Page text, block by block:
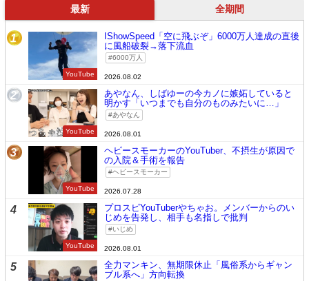
最新 全期間
1
YouTube
IShowSpeed「空に飛ぶぞ」6000万人達成の直後
に風船破裂→落下流血
6000万人
2026.08.02
2
YouTube
あやなん、しばゆーの今カノに嫉妬していると
明かす「いつまでも自分のものみたいに…」
あやなん
2026.08.01
3
YouTube
ヘビースモーカーのYouTuber、不摂生が原因で
の入院＆手術を報告
ヘビースモーカー
2026.07.28
4
YouTube
プロスピYouTuberやちゃお。メンバーからのい
じめを告発し、相手も名指しで批判
いじめ
2026.08.01
5
全力マンキン、無期限休止「風俗系からギャン
ブル系へ」方向転換